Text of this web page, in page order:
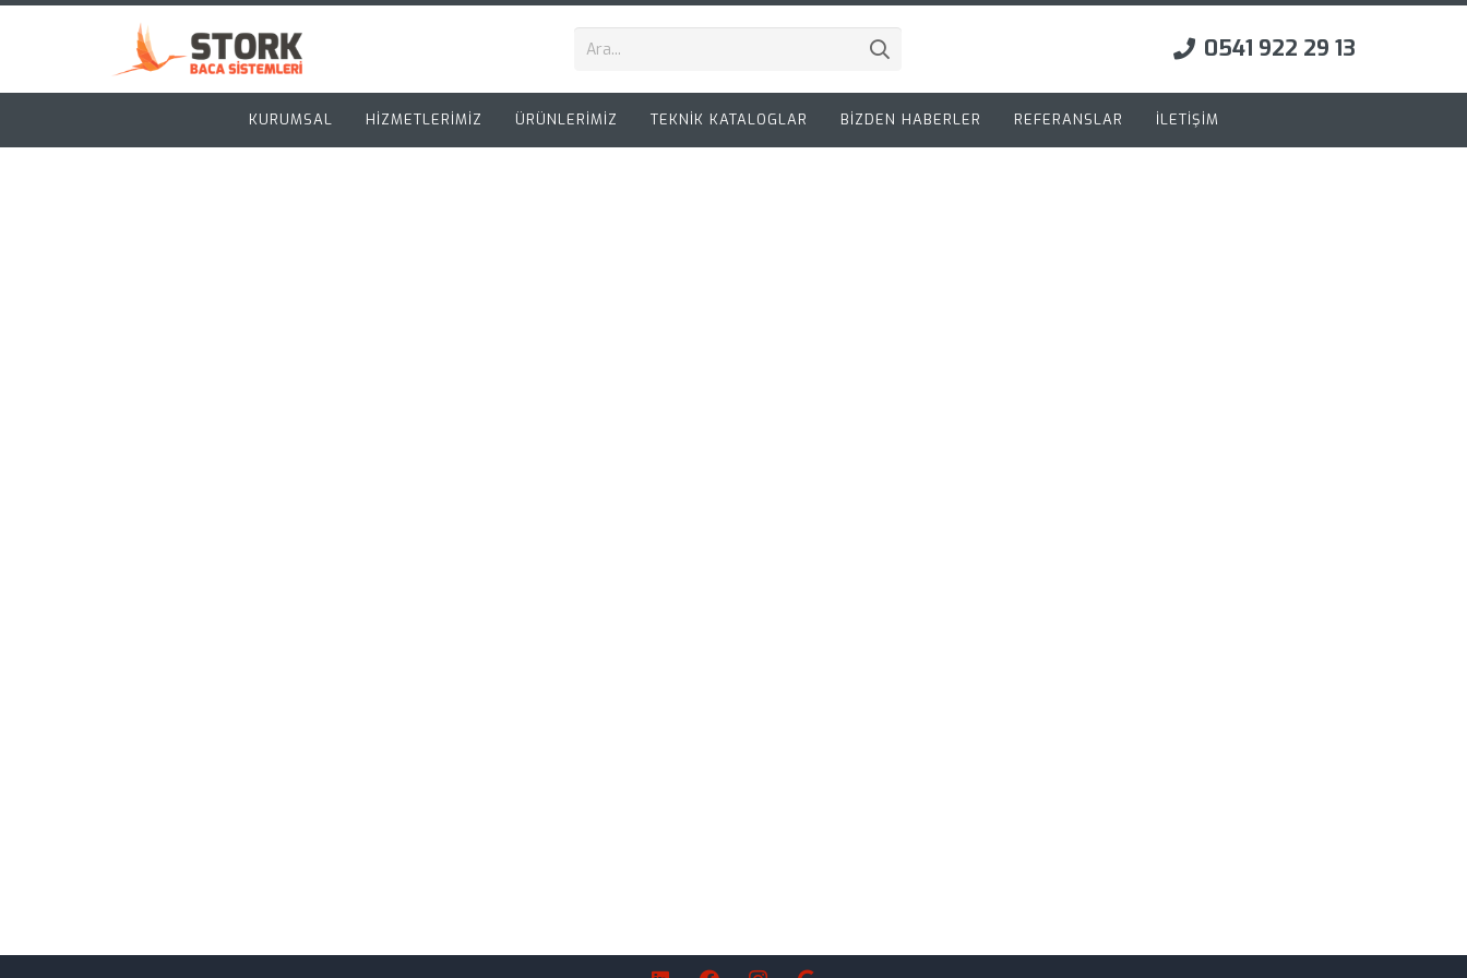
0541 922 29 13
KURUMSAL HİZMETLERİMİZ ÜRÜNLERİMİZ TEKNİK KATALOGLAR BİZDEN HABERLER REFERANSLAR İLETİŞİM